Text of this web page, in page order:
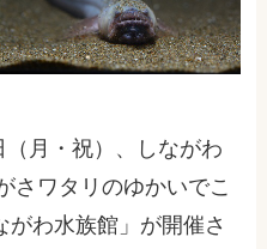
月・祝）、しながわ
さワタリのゆかいでこ
わ水族館」が開催さ